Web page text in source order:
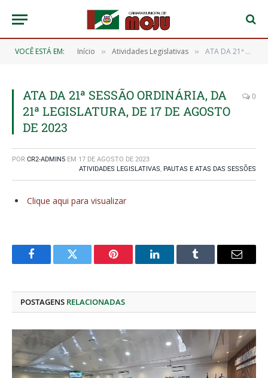
VOCÊ ESTÁ EM: Início » Atividades Legislativas » ATA DA 21ª SESSÃO ORDINÁRIA, DA 21ª LEGISLATURA, DE 17 DE AGOSTO DE 2023
ATA DA 21ª SESSÃO ORDINÁRIA, DA
21ª LEGISLATURA, DE 17 DE AGOSTO
DE 2023
0
POR CR2-ADMIN5 EM 17 DE AGOSTO DE 2023
ATIVIDADES LEGISLATIVAS, PAUTAS E ATAS DAS SESSÕES
Clique aqui para visualizar
FacebookTwitter Pinterest O
Tumblr
E-
POSTAGENS RELACIONADAS